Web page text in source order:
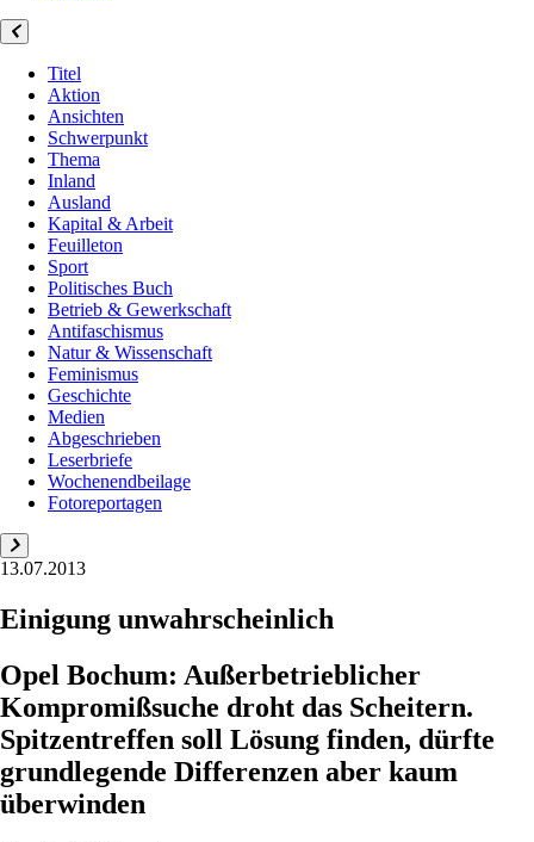
Titel
Aktion
Ansichten
Schwerpunkt
Thema
Inland
Ausland
Kapital & Arbeit
Feuilleton
Sport
Politisches Buch
Betrieb & Gewerkschaft
Antifaschismus
Natur & Wissenschaft
Feminismus
Geschichte
Medien
Abgeschrieben
Leserbriefe
Wochenendbeilage
Fotoreportagen
13.07.2013
Einigung unwahrscheinlich
Opel Bochum: Außerbetrieblicher
Kompromißsuche droht das Scheitern.
Spitzentreffen soll Lösung finden, dürfte
grundlegende Differenzen aber kaum
überwinden